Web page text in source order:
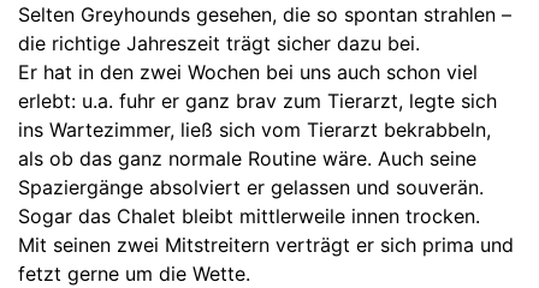
Selten Greyhounds gesehen, die so spontan strahlen –
die richtige Jahreszeit trägt sicher dazu bei.
Er hat in den zwei Wochen bei uns auch schon viel
erlebt: u.a. fuhr er ganz brav zum Tierarzt, legte sich
ins Wartezimmer, ließ sich vom Tierarzt bekrabbeln,
als ob das ganz normale Routine wäre. Auch seine
Spaziergänge absolviert er gelassen und souverän.
Sogar das Chalet bleibt mittlerweile innen trocken.
Mit seinen zwei Mitstreitern verträgt er sich prima und
fetzt gerne um die Wette.